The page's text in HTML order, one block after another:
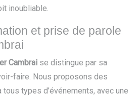
inoubliable.
et prise de parole
Cambrai se distingue par sa
faire. Nous proposons des
types d’événements, avec une